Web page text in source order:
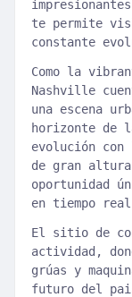
te permite
constante
Como la
Nashville
una escena
horizonte de
evolución
de gran
oportunidad
en tiempo
El sitio de
actividad,
grúas y
futuro del